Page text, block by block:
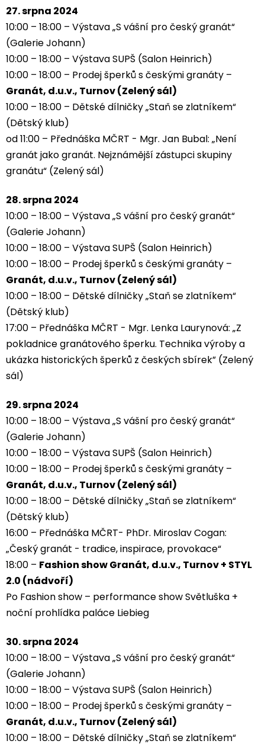
27. srpna 2024
10:00 – 18:00 – Výstava „S vášní pro český granát“
(Galerie Johann)
10:00 – 18:00 – Výstava SUPŠ (Salon Heinrich)
10:00 – 18:00 – Prodej šperků s českými granáty –
Granát, d.u.v., Turnov (Zelený sál)
10:00 – 18:00 – Dětské dílničky „Staň se zlatníkem“
(Dětský klub)
od 11:00 – Přednáška MČRT - Mgr. Jan Bubal: „Není
granát jako granát. Nejznámější zástupci skupiny
granátu“ (Zelený sál)
28. srpna 2024
10:00 – 18:00 – Výstava „S vášní pro český granát“
(Galerie Johann)
10:00 – 18:00 – Výstava SUPŠ (Salon Heinrich)
10:00 – 18:00 – Prodej šperků s českými granáty –
Granát, d.u.v., Turnov (Zelený sál)
10:00 – 18:00 – Dětské dílničky „Staň se zlatníkem“
(Dětský klub)
17:00 – Přednáška MČRT - Mgr. Lenka Laurynová: „Z
pokladnice granátového šperku. Technika výroby a
ukázka historických šperků z českých sbírek” (Zelený
sál)
29. srpna 2024
10:00 – 18:00 – Výstava „S vášní pro český granát“
(Galerie Johann)
10:00 – 18:00 – Výstava SUPŠ (Salon Heinrich)
10:00 – 18:00 – Prodej šperků s českými granáty –
Granát, d.u.v., Turnov (Zelený sál)
10:00 – 18:00 – Dětské dílničky „Staň se zlatníkem“
(Dětský klub)
16:00 – Přednáška MČRT- PhDr. Miroslav Cogan:
„Český granát - tradice, inspirace, provokace“
18:00 – Fashion show Granát, d.u.v., Turnov + STYL
2.0 (nádvoří)
Po Fashion show – performance show Světluška +
noční prohlídka paláce Liebieg
30. srpna 2024
10:00 – 18:00 – Výstava „S vášní pro český granát“
(Galerie Johann)
10:00 – 18:00 – Výstava SUPŠ (Salon Heinrich)
10:00 – 18:00 – Prodej šperků s českými granáty –
Granát, d.u.v., Turnov (Zelený sál)
10:00 – 18:00 – Dětské dílničky „Staň se zlatníkem“